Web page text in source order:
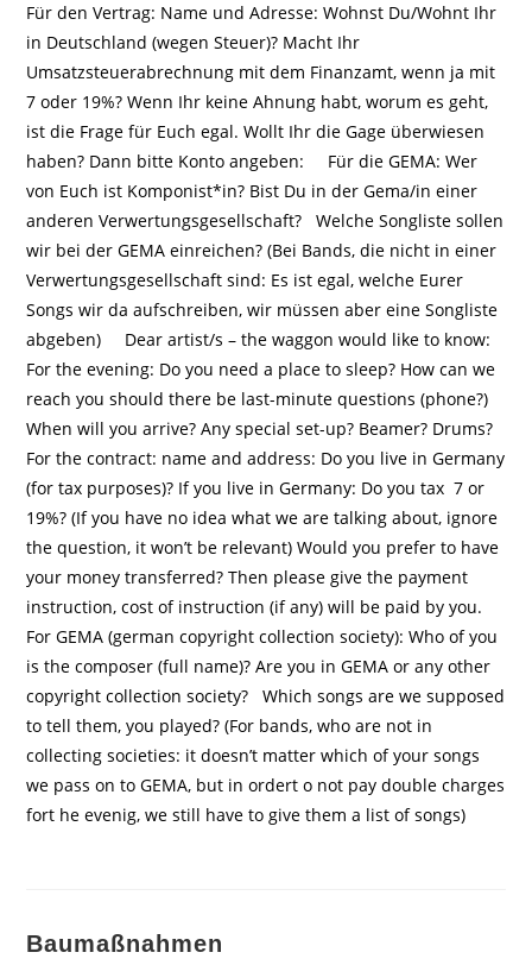
Für den Vertrag: Name und Adresse: Wohnst Du/Wohnt Ihr
in Deutschland (wegen Steuer)? Macht Ihr
Umsatzsteuerabrechnung mit dem Finanzamt, wenn ja mit
7 oder 19%? Wenn Ihr keine Ahnung habt, worum es geht,
ist die Frage für Euch egal. Wollt Ihr die Gage überwiesen
haben? Dann bitte Konto angeben: Für die GEMA: Wer
von Euch ist Komponist*in? Bist Du in der Gema/in einer
anderen Verwertungsgesellschaft? Welche Songliste sollen
wir bei der GEMA einreichen? (Bei Bands, die nicht in einer
Verwertungsgesellschaft sind: Es ist egal, welche Eurer
Songs wir da aufschreiben, wir müssen aber eine Songliste
abgeben) Dear artist/s – the waggon would like to know:
For the evening: Do you need a place to sleep? How can we
reach you should there be last-minute questions (phone?)
When will you arrive? Any special set-up? Beamer? Drums?
For the contract: name and address: Do you live in Germany
(for tax purposes)? If you live in Germany: Do you tax 7 or
19%? (If you have no idea what we are talking about, ignore
the question, it won’t be relevant) Would you prefer to have
your money transferred? Then please give the payment
instruction, cost of instruction (if any) will be paid by you.
For GEMA (german copyright collection society): Who of you
is the composer (full name)? Are you in GEMA or any other
copyright collection society? Which songs are we supposed
to tell them, you played? (For bands, who are not in
collecting societies: it doesn’t matter which of your songs
we pass on to GEMA, but in ordert o not pay double charges
fort he evenig, we still have to give them a list of songs)
Baumaßnahmen